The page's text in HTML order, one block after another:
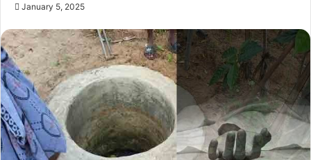
January 5, 2025